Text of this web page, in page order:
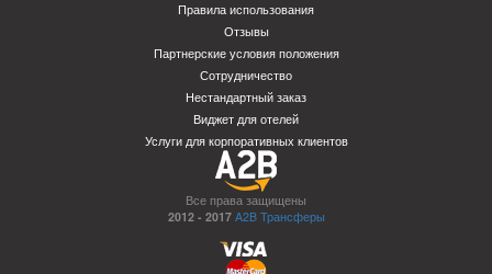
Правила использования
Отзывы
Партнерские условия положения
Сотрудничество
Нестандартный заказ
Виджет для отелей
Услуги для корпоративных клиентов
Все права защищены
2012 - 2017 A2B Трансферы